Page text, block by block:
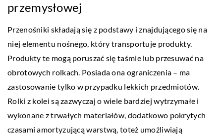
przemysłowej
Przenośniki składają się z podstawy i znajdującego się na
niej elementu nośnego, który transportuje produkty.
Produkty te mogą poruszać się taśmie lub przesuwać na
obrotowych rolkach. Posiada ona ograniczenia – ma
zastosowanie tylko w przypadku lekkich przedmiotów.
Rolki z kolei są zazwyczaj o wiele bardziej wytrzymałe i
wykonane z trwałych materiałów, dodatkowo pokrytych
czasami amortyzującą warstwą, toteż umożliwiają